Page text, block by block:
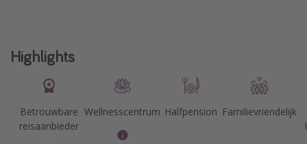
Highlights
Betrouwbare
reisaanbieder
Wellnesscentrum Halfpension Familievriendelijk